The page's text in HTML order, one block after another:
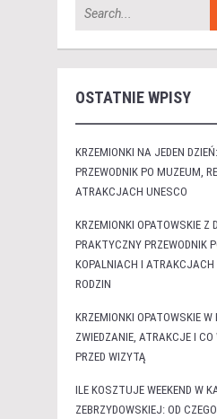
OSTATNIE WPISY
KRZEMIONKI NA JEDEN
PRZEWODNIK PO MUZEUM,
ATRAKCJACH UNESCO
KRZEMIONKI OPATOWSKIE Z
PRAKTYCZNY PRZEWODNIK
KOPALNIACH I ATRAKCJACH
RODZIN
KRZEMIONKI OPATOWSKIE W
ZWIEDZANIE, ATRAKCJE I CO
PRZED WIZYTĄ
ILE KOSZTUJE WEEKEND W
ZEBRZYDOWSKIEJ: OD